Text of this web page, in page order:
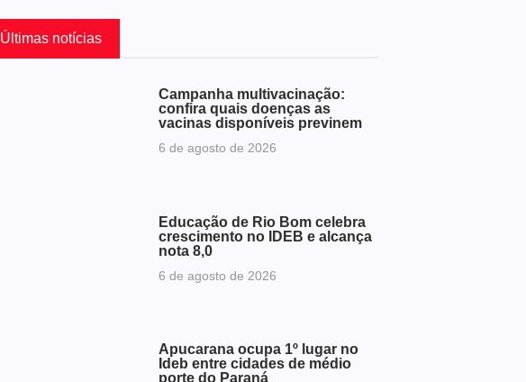
Últimas notícias
Campanha multivacinação:
confira quais doenças as
vacinas disponíveis previnem
6 de agosto de 2026
Educação de Rio Bom celebra
crescimento no IDEB e alcança
nota 8,0
6 de agosto de 2026
Apucarana ocupa 1º lugar no
Ideb entre cidades de médio
porte do Paraná